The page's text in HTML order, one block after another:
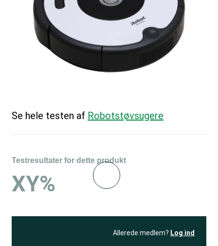
Se hele testen af Robotstøvsugere
Testresultater for dette produkt
XY%
Allerede medlem? Log ind